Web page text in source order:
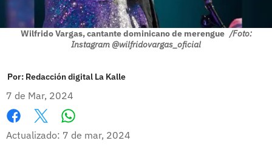
Wilfrido Vargas, cantante dominicano de merengue /Foto:
Instagram @wilfridovargas_oficial
Por: Redacción digital La Kalle
7 de Mar, 2024
Facebook
X
Actualizado: 7 de mar, 2024